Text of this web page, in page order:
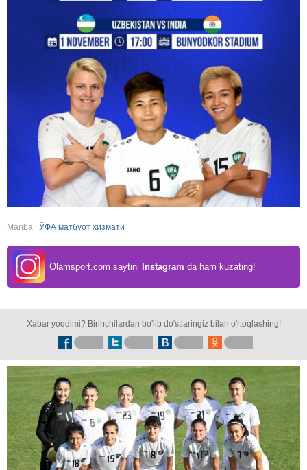
Manba : ЎФА матбуот хизмати
Olamsport.com saytini Instagram da ham kuzating!
Xabar yoqdimi? Birinchilardan bo'lib do'stlaringiz bilan o'rtoqlashing!